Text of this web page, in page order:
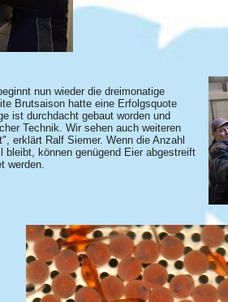
nun wieder die dreimonatige
Brutsaison hatte eine Erfolgsquote
ist durchdacht gebaut worden und
Technik. Wir sehen auch weiteren
erklärt Ralf Siemer. Wenn die Anzahl
bleibt, können genügend Eier abgestreift
werden.